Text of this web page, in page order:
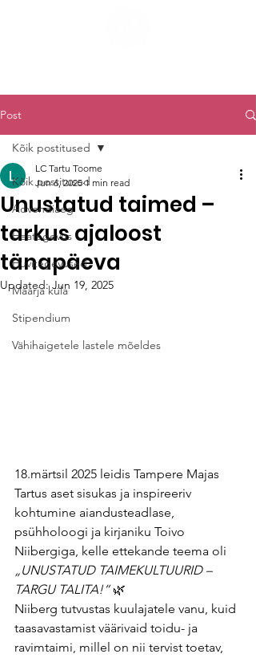
Post
Kõik postitused
Advendiaeg
Heategevus
Huvitegevused
Maarja küla
Stipendium
Vähihaigetele lastele mõeldes
Kõik postitused
Unustatud taimed –
tarkus ajaloost
tänapäeva
LC Tartu Toome
Jun 6, 2025 1 min read
Updated:Jun 19, 2025
18.märtsil 2025 leidis Tampere Majas
Tartus aset sisukas ja inspireeriv
kohtumine aiandusteadlase,
psühholoogi ja kirjaniku Toivo
Niibergiga, kelle ettekande teema oli
„UNUSTATUD TAIMEKULTUURID –
TARGU TALITA!“ 🌿
Niiberg tutvustas kuulajatele vanu, kuid
taasavastamist väärivaid toidu- ja
ravimtaimi, millel on nii tervist toetav,